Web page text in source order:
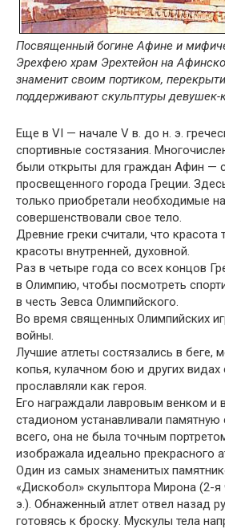
Посвященный богине Афине и
Эрехфею храм Эрехтейон на
знаменит своим портиком,
поддерживают скульптуры девушек-
Еще в VI — начале V в. до н. э.
спортивные состязания.
были открыты для граждан Афин —
просвещенного города Греции.
только приобретали необходимые
совершенствовали свое тело.
Древние греки считали, что красота
красоты внутренней, духовной.
Раз в четыре года со всех концов
в Олимпию, чтобы посмотреть
в честь Зевса Олимпийского.
Во время священных Олимпийских
войны.
Лучшие атлеты состязались в беге,
копья, кулачном бою и других видах
прославляли как героя.
Его награждали лавровым венком и
стадионом устанавливали памятную
всего, она не была точным
изображала идеально прекрасного
Один из самых знаменитых
«Дискобол» скульптора Мирона (2-я
э.). Обнаженный атлет отвел назад
готовясь к броску. Мускулы тела